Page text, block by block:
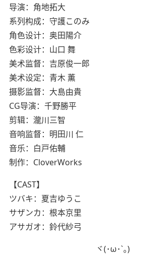
导演：角地拓大
系列构成：守護このみ
角色设计：奥田陽介
色彩设计：山口 舞
美术监督：吉原俊一郎
美术设定：青木 薫
摄影监督：大島由貴
CG导演：千野勝平
剪辑：瀧川三智
音响监督：明田川 仁
音乐：白戸佑輔
制作：CloverWorks
【CAST】
ツバキ：夏吉ゆうこ
サザンカ：根本京里
アサガオ：鈴代紗弓
ヾ(･ω･`｡)